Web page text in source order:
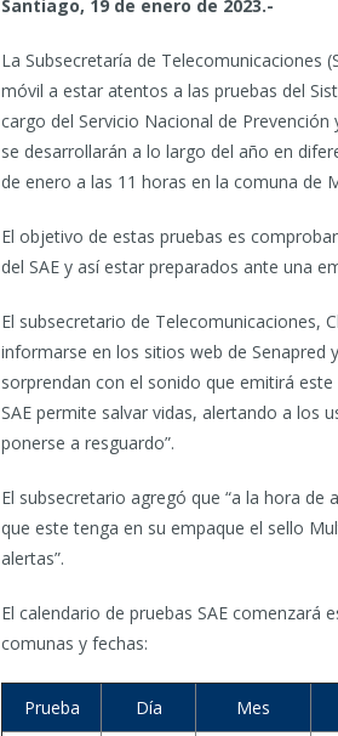
Santiago, 19 de enero de 2023.-
La Subsecretaría de Telecomunicaciones
móvil a estar atentos a las pruebas del
cargo del Servicio Nacional de
se desarrollarán a lo largo del año en
de enero a las 11 horas en la comuna de
El objetivo de estas pruebas es
del SAE y así estar preparados ante una
El subsecretario de Telecomunicaciones,
informarse en los sitios web de Senapred
sorprendan con el sonido que emitirá
SAE permite salvar vidas, alertando a los
ponerse a resguardo”.
El subsecretario agregó que “a la hora
que este tenga en su empaque el sello
alertas”.
El calendario de pruebas SAE comenzará
comunas y fechas:
Prueba Día Mes